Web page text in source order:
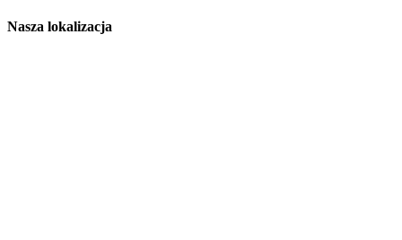
Nasza lokalizacja